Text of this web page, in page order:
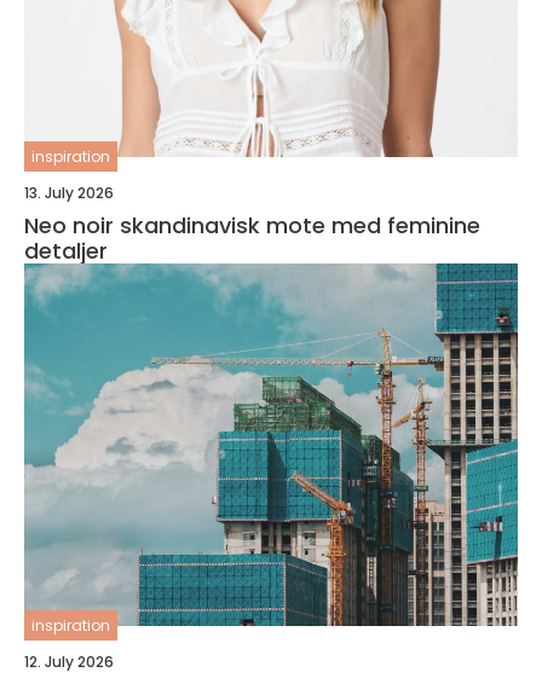
inspiration
13. July 2026
Neo noir skandinavisk mote med feminine
detaljer
inspiration
12. July 2026